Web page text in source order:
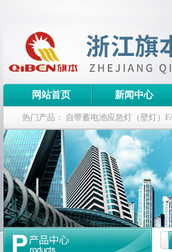
网站首页 新闻中心
热门产品： 自带蓄电池应急灯（壁灯）
栏式无极灯 G9960-W120W长寿无极工
防爆泛光灯